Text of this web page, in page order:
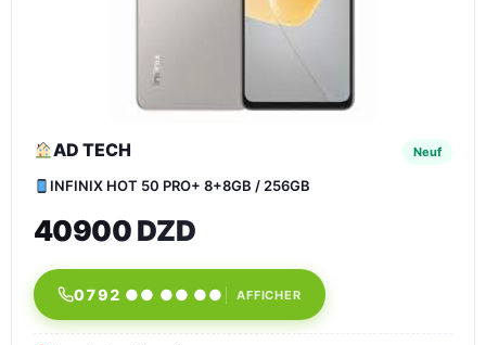
AD TECH Neuf
INFINIX HOT 50 PRO+ 8+8GB / 256GB
40900 DZD
0792 ●● ●● ●● AFFICHER